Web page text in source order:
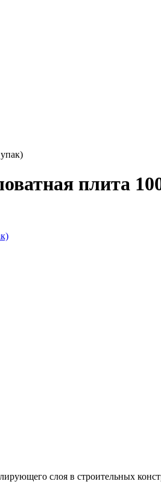
плита
слоя в строительных